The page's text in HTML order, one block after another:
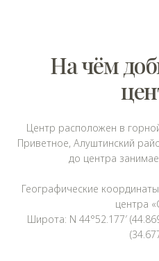
На чём
Центр расположен в
Приветное, Алуштинский
до центра
Географические
центра
Широта: N 44°52.177′